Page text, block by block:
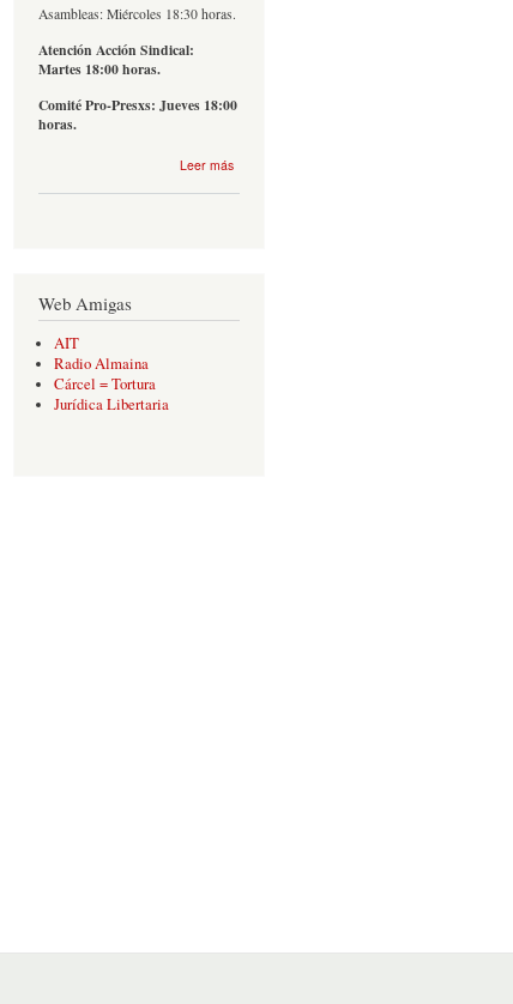
Asambleas: Miércoles 18:30 horas.
Atención Acción Sindical:
Martes 18:00 horas.
Comité Pro-Presxs: Jueves 18:00
horas.
Leer más
Web Amigas
AIT
Radio Almaina
Cárcel = Tortura
Jurídica Libertaria